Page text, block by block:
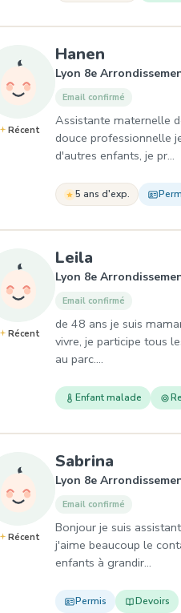
Récent
Hanen ,
Lyon 8e
Email confirmé
Assistante maternelle
douce professionnelle
d'autres enfants, je pr…
5 ans d'exp.
Récent
Leila ,
Lyon 8e
Email confirmé
de 48 ans je suis
vivre, je participe tous
au parc.…
Enfant malade
Récent
Sabrina ,
Lyon 8e
Email confirmé
Bonjour je suis
j'aime beaucoup le
enfants à grandir…
Permis Devoirs